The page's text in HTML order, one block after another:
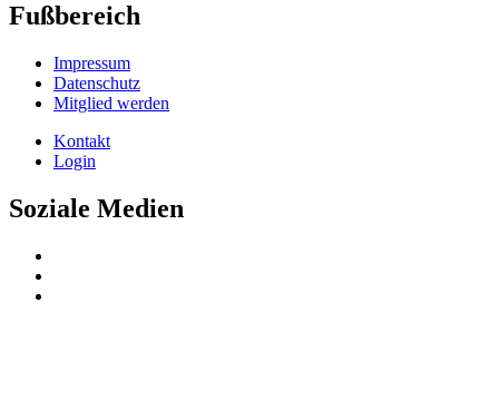
Fußbereich
Impressum
Datenschutz
Mitglied werden
Kontakt
Login
Soziale Medien